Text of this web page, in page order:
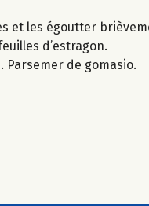
et les égoutter
d’estragon.
Parsemer de gomasio.